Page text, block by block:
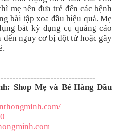
mẹ nên đưa trẻ đến các bệnh
bài tập xoa đầu hiệu quả. Mẹ
bất kỳ dụng cụ quảng cáo
đến nguy cơ bị đột tử hoặc gây
Shop Mẹ và Bé Hàng Đầu